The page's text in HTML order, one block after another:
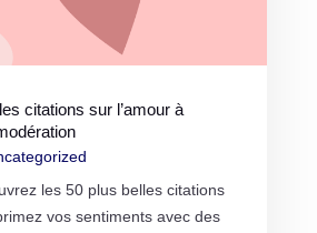
citations sur l’amour à
les 50 plus belles citations
vos sentiments avec des